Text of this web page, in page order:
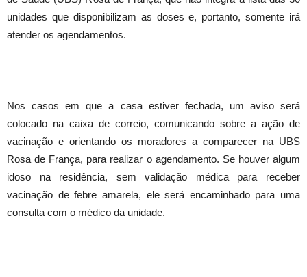
unidades que disponibilizam as doses e, portanto, somente irá
atender os agendamentos.
Nos casos em que a casa estiver fechada, um aviso será
colocado na caixa de correio, comunicando sobre a ação de
vacinação e orientando os moradores a comparecer na UBS
Rosa de França, para realizar o agendamento. Se houver algum
idoso na residência, sem validação médica para receber
vacinação de febre amarela, ele será encaminhado para uma
consulta com o médico da unidade.